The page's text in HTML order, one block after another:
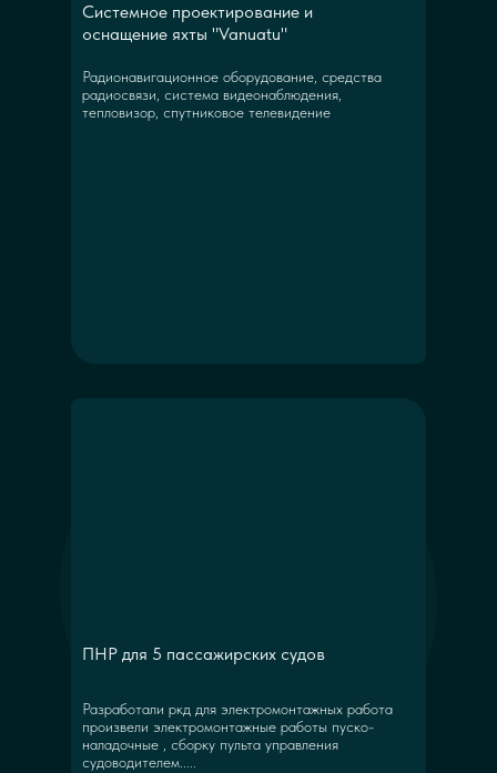
Разработали ркд для электромонтажных работа
произвели электромонтажные работы пуско-
наладочные , сборку пульта управления
судоводителем.....
ПНР для 5 пассажирских судов
Радионавигационное оборудование, средства
радиосвязи, система видеонаблюдения,
тепловизор, спутниковое телевидение
Системное проектирование и
оснащение яхты "Vanuatu"